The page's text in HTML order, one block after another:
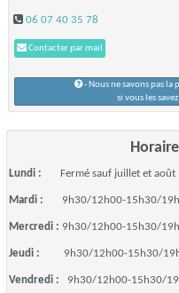
06 07 40 35 78
Contacter par mail
- Nous ne savons pas
si vous les
Lundi : Fermé sauf juillet et août
Mardi : 9h30/12h00-15h30/
Mercredi : 9h30/12h00-15h30/
Jeudi : 9h30/12h00-15h30/
Vendredi : 9h30/12h00-15h30/